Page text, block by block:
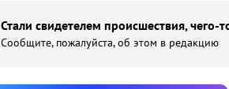
Стали свидетелем происшествия, чего-
Сообщите, пожалуйста, об этом в редакцию